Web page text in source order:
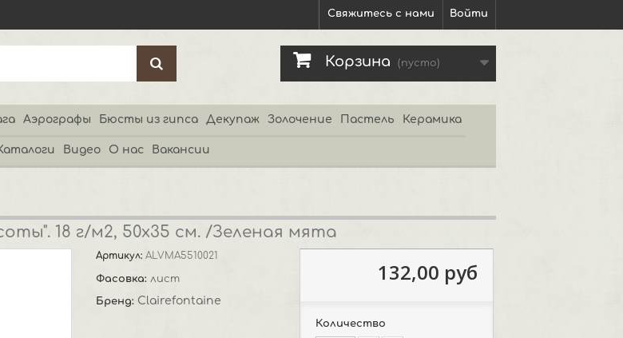
Войти
Свяжитесь с нами
Корзина (пусто)
Аэрографы Бюсты из гипса Декупаж Золочение Пастель Керамика
Видео О нас Вакансии
18 г/м2, 50х35 см. /Зеленая мята
Артикул:ALVMA5510021
Фасовка:лист
Бренд: Clairefontaine
132,00 руб
Количество